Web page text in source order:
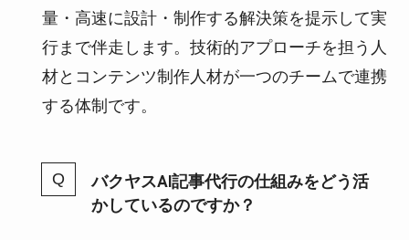
量・高速に設計・制作する解決策を提示して実
行まで伴走します。技術的アプローチを担う人
材とコンテンツ制作人材が一つのチームで連携
する体制です。
バクヤスAI記事代行の仕組みをどう活
かしているのですか？